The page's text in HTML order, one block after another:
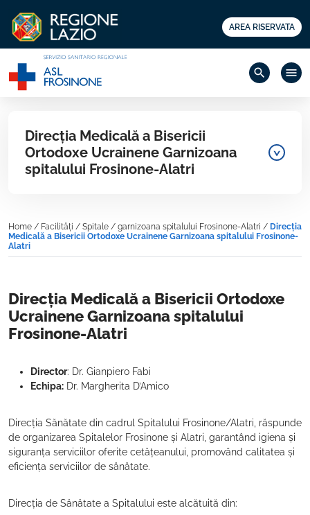
AREA RISERVATA
search menu
Direcția Medicală a Bisericii
Ortodoxe Ucrainene Garnizoana
spitalului Frosinone-Alatri
Home / Facilități / Spitale / garnizoana spitalului Frosinone-Alatri / Direcția
Medicală a Bisericii Ortodoxe Ucrainene Garnizoana spitalului Frosinone-
Alatri
Direcția Medicală a Bisericii Ortodoxe
Ucrainene Garnizoana spitalului
Frosinone-Alatri
Director: Dr. Gianpiero Fabi
Echipa: Dr. Margherita D’Amico
Direcția Sănătate din cadrul Spitalului Frosinone/Alatri, răspunde
de organizarea Spitalelor Frosinone și Alatri, garantând igiena și
siguranța serviciilor oferite cetățeanului, promovând calitatea și
eficiența serviciilor de sănătate.
Direcția de Sănătate a Spitalului este alcătuită din: